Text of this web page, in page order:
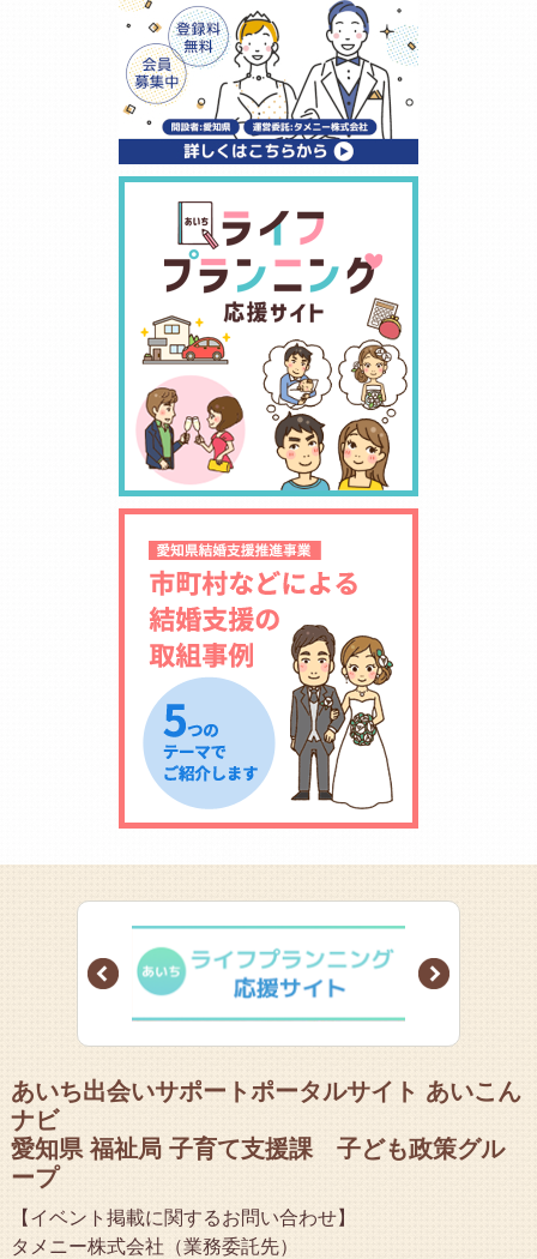
Prev Next
あいち出会いサポートポータルサイト あいこん
ナビ
愛知県 福祉局 子育て支援課 子ども政策グル
ープ
【イベント掲載に関するお問い合わせ】
タメニー株式会社（業務委託先）